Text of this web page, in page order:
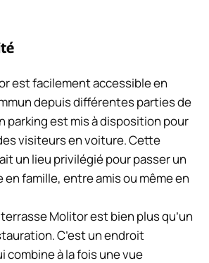
est facilement accessible en
depuis différentes parties de
parking est mis à disposition pour
visiteurs en voiture. Cette
un lieu privilégié pour passer un
en famille, entre amis ou même en
Molitor est bien plus qu’un
C’est un endroit
combine à la fois une vue